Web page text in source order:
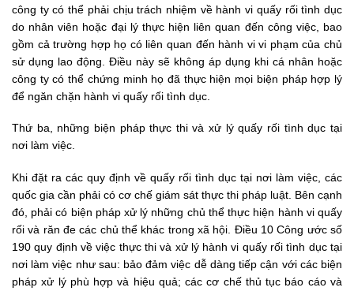
công ty có thể phải chịu trách nhiệm về hành vi quấy rối tình dục
do nhân viên hoặc đại lý thực hiện liên quan đến công việc, bao
gồm cả trường hợp họ có liên quan đến hành vi vi phạm của chủ
sử dụng lao động. Điều này sẽ không áp dụng khi cá nhân hoặc
công ty có thể chứng minh họ đã thực hiện mọi biện pháp hợp lý
để ngăn chặn hành vi quấy rối tình dục.
Thứ ba, những biện pháp thực thi và xử lý quấy rối tình dục tại
nơi làm việc.
Khi đặt ra các quy định về quấy rối tình dục tại nơi làm việc, các
quốc gia cần phải có cơ chế giám sát thực thi pháp luật. Bên cạnh
đó, phải có biện pháp xử lý những chủ thể thực hiện hành vi quấy
rối và răn đe các chủ thể khác trong xã hội. Điều 10 Công ước số
190 quy định về việc thực thi và xử lý hành vi quấy rối tình dục tại
nơi làm việc như sau: bảo đảm việc dễ dàng tiếp cận với các biện
pháp xử lý phù hợp và hiệu quả; các cơ chế thủ tục báo cáo và